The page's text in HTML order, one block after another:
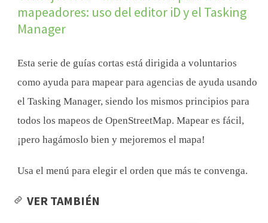
mapeadores: uso del editor iD y el Tasking
Manager
Esta serie de guías cortas está dirigida a voluntarios
como ayuda para mapear para agencias de ayuda usando
el Tasking Manager, siendo los mismos principios para
todos los mapeos de OpenStreetMap. Mapear es fácil,
¡pero hagámoslo bien y mejoremos el mapa!
Usa el menú para elegir el orden que más te convenga.
VER TAMBIÉN